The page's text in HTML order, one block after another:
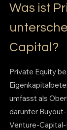
Was ist
Capital?
Private Equity
umfasst als
darunter
Venture-